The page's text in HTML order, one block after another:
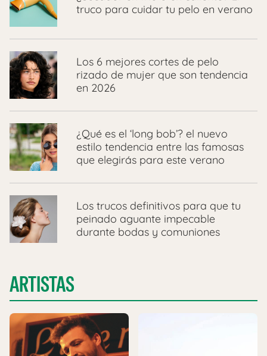
truco para cuidar tu pelo en verano
Los 6 mejores cortes de pelo
rizado de mujer que son tendencia
en 2026
¿Qué es el ‘long bob’? el nuevo
estilo tendencia entre las famosas
que elegirás para este verano
Los trucos definitivos para que tu
peinado aguante impecable
durante bodas y comuniones
ARTISTAS